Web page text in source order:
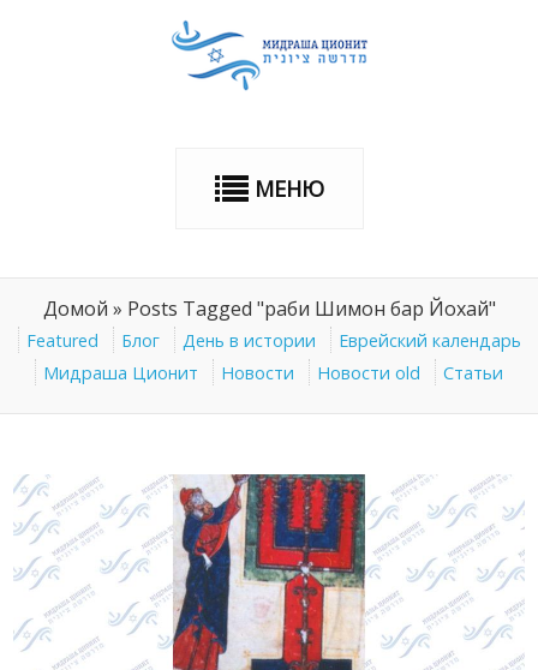
МЕНЮ
Домой » Posts Tagged "раби Шимон бар Йохай"
Featured Блог День в истории
Еврейский календарь
Мидраша Ционит
Новости Новости old Статьи